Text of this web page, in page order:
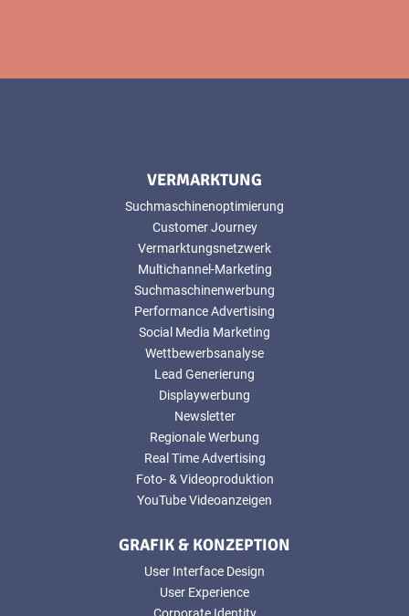
VERMARKTUNG
Suchmaschinenoptimierung
Customer Journey
Vermarktungsnetzwerk
Multichannel-Marketing
Suchmaschinenwerbung
Performance Advertising
Social Media Marketing
Wettbewerbsanalyse
Lead Generierung
Displaywerbung
Newsletter
Regionale Werbung
Real Time Advertising
Foto- & Videoproduktion
YouTube Videoanzeigen
GRAFIK & KONZEPTION
User Interface Design
User Experience